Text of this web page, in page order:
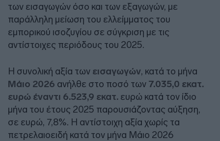
των εισαγωγών όσο και των εξαγωγών, με
παράλληλη μείωση του ελλείμματος του
εμπορικού ισοζυγίου σε σύγκριση με τις
αντίστοιχες περιόδους του 2025.
Η συνολική αξία των εισαγωγών, κατά το μήνα
Μάιο 2026 ανήλθε στο ποσό των 7.035,0 εκατ.
ευρώ έναντι 6.523,9 εκατ. ευρώ κατά τον ίδιο
μήνα του έτους 2025 παρουσιάζοντας αύξηση,
σε ευρώ, 7,8%. Η αντίστοιχη αξία χωρίς τα
πετρελαιοειδή κατά τον μήνα Μάιο 2026